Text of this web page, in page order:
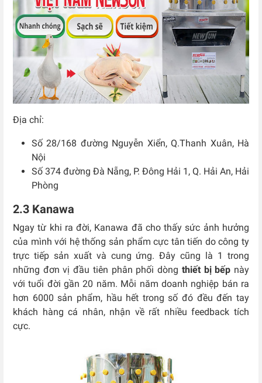
Địa chỉ:
Số 28/168 đường Nguyễn Xiển, Q.Thanh Xuân, Hà
Nội
Số 374 đường Đà Nẵng, P. Đông Hải 1, Q. Hải An, Hải
Phòng
2.3 Kanawa
Ngay từ khi ra đời, Kanawa đã cho thấy sức ảnh hưởng
của mình với hệ thống sản phẩm cực tân tiến do công ty
trực tiếp sản xuất và cung ứng. Đây cũng là 1 trong
những đơn vị đầu tiên phân phối dòng thiết bị bếp này
với tuổi đời gần 20 năm. Mỗi năm doanh nghiệp bán ra
hơn 6000 sản phẩm, hầu hết trong số đó đều đến tay
khách hàng cá nhân, nhận về rất nhiều feedback tích
cực.